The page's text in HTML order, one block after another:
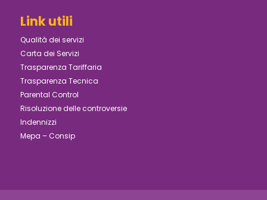
Link utili
Qualità dei servizi
Carta dei Servizi
Trasparenza Tariffaria
Trasparenza Tecnica
Parental Control
Risoluzione delle controversie
Indennizzi
Mepa – Consip